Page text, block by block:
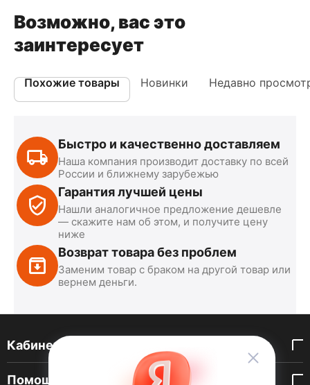
Возможно, вас это
заинтересует
Похожие товары Новинки Недавно
Быстро и качественно доставляем
Наша компания производит доставку по всей
России и ближнему зарубежью
Гарантия лучшей цены
Нашли аналогичное предложение дешевле
— скажите нам об этом, и получите цену
ниже
Возврат товара без проблем
Заменим товар с браком на другой товар или
вернем деньги.
Кабинет покупателя
Помощь покупателю